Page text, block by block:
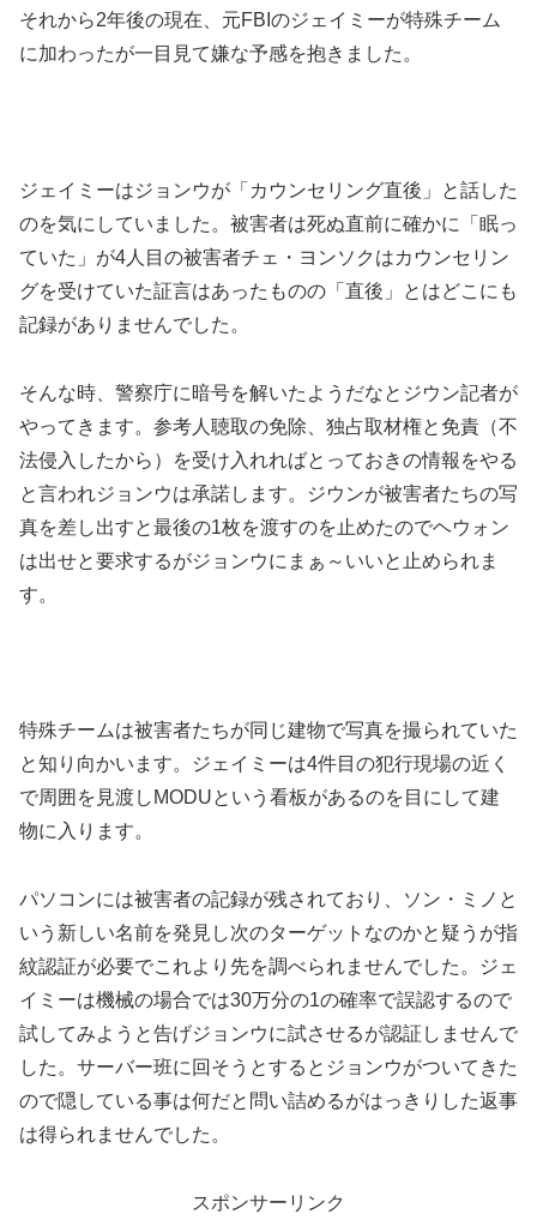
それから2年後の現在、元FBIのジェイミーが特殊チーム
に加わったが一目見て嫌な予感を抱きました。
ジェイミーはジョンウが「カウンセリング直後」と話した
のを気にしていました。被害者は死ぬ直前に確かに「眠っ
ていた」が4人目の被害者チェ・ヨンソクはカウンセリン
グを受けていた証言はあったものの「直後」とはどこにも
記録がありませんでした。
そんな時、警察庁に暗号を解いたようだなとジウン記者が
やってきます。参考人聴取の免除、独占取材権と免責（不
法侵入したから）を受け入れればとっておきの情報をやる
と言われジョンウは承諾します。ジウンが被害者たちの写
真を差し出すと最後の1枚を渡すのを止めたのでヘウォン
は出せと要求するがジョンウにまぁ～いいと止められま
す。
特殊チームは被害者たちが同じ建物で写真を撮られていた
と知り向かいます。ジェイミーは4件目の犯行現場の近く
で周囲を見渡しMODUという看板があるのを目にして建
物に入ります。
パソコンには被害者の記録が残されており、ソン・ミノと
いう新しい名前を発見し次のターゲットなのかと疑うが指
紋認証が必要でこれより先を調べられませんでした。ジェ
イミーは機械の場合では30万分の1の確率で誤認するので
試してみようと告げジョンウに試させるが認証しませんで
した。サーバー班に回そうとするとジョンウがついてきた
ので隠している事は何だと問い詰めるがはっきりした返事
は得られませんでした。
スポンサーリンク